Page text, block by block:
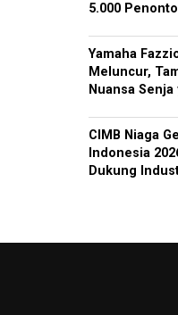
5.000
Yamaha
Meluncur,
Nuansa
CIMB Niaga
Indonesia
Dukung